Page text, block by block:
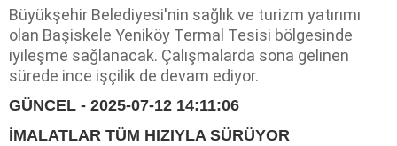
Büyükşehir Belediyesi'nin sağlık ve turizm yatırımı
olan Başiskele Yeniköy Termal Tesisi bölgesinde
iyileşme sağlanacak. Çalışmalarda sona gelinen
sürede ince işçilik de devam ediyor.
GÜNCEL - 2025-07-12 14:11:06
İMALATLAR TÜM HIZIYLA SÜRÜYOR